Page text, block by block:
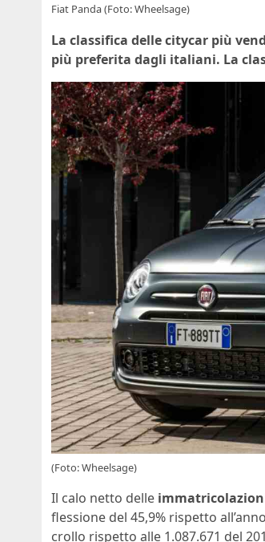
Fiat Panda (Foto: Wheelsage)
La classifica delle citycar più
più preferita dagli italiani. La
(Foto: Wheelsage)
Il calo netto delle
flessione del 45,9% rispetto
crollo rispetto alle 1.087.671 del